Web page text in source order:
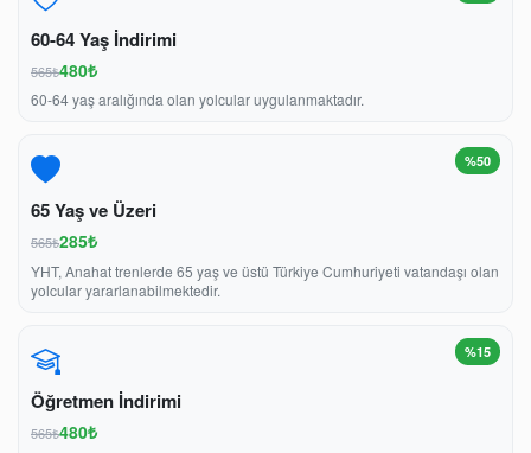
60-64 Yaş İndirimi
565₺480₺
60-64 yaş aralığında olan yolcular uygulanmaktadır.
%50
65 Yaş ve Üzeri
565₺285₺
YHT, Anahat trenlerde 65 yaş ve üstü Türkiye Cumhuriyeti vatandaşı olan
yolcular yararlanabilmektedir.
%15
Öğretmen İndirimi
565₺480₺